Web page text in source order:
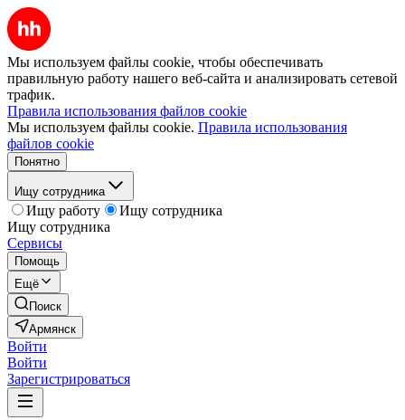
Мы используем файлы cookie, чтобы обеспечивать
правильную работу нашего веб-сайта и анализировать сетевой
трафик.
Правила использования файлов cookie
Мы используем файлы cookie. Правила использования
файлов cookie
Понятно
Ищу сотрудника
Ищу работу
Ищу сотрудника
Ищу сотрудника
Сервисы
Помощь
Ещё
Поиск
Армянск
Войти
Войти
Зарегистрироваться